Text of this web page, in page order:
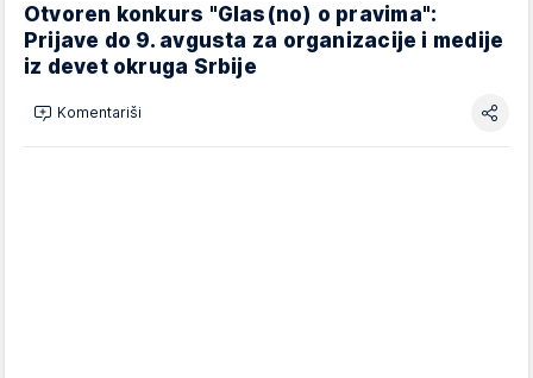
Otvoren konkurs "Glas(no) o pravima":
Prijave do 9. avgusta za organizacije i medije
iz devet okruga Srbije
Komentariši